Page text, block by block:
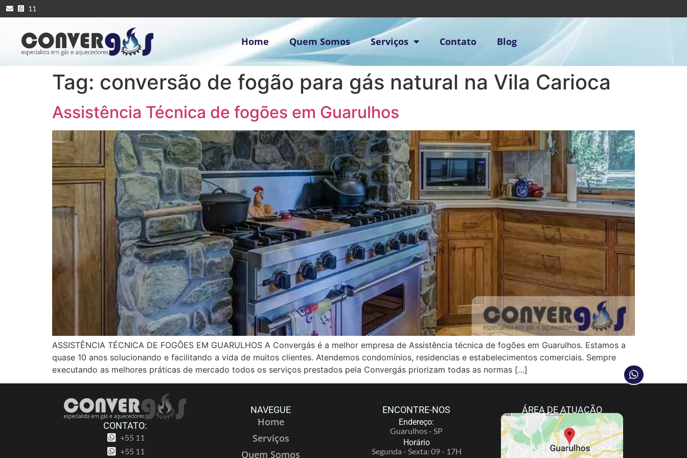
11
Home Quem Somos Serviços Contato Blog
Tag: conversão de fogão para gás natural na Vila Carioca
Assistência Técnica de fogões em Guarulhos
ASSISTÊNCIA TÉCNICA DE FOGÕES EM GUARULHOS A Convergás é a melhor empresa de Assistência técnica de fogões em Guarulhos. Estamos a
quase 10 anos solucionando e facilitando a vida de muitos clientes. Atendemos condomínios, residencias e estabelecimentos comerciais. Sempre
executando as melhores práticas de mercado todos os serviços prestados pela Convergás priorizam todas as normas […]
CONTATO:
+55 11
+55 11
NAVEGUE
Home
Serviços
Quem Somos
ENCONTRE-NOS
Endereço:
Guarulhos - SP
Horário
Segunda - Sexta: 09 - 17H
ÁREA DE ATUAÇÃO